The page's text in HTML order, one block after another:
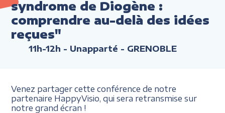
syndrome de Diogène :
comprendre au-delà des idées
reçues"
11h-12h - Unapparté - GRENOBLE
Venez partager cette conférence de notre
partenaire HappyVisio, qui sera retransmise sur
notre grand écran !